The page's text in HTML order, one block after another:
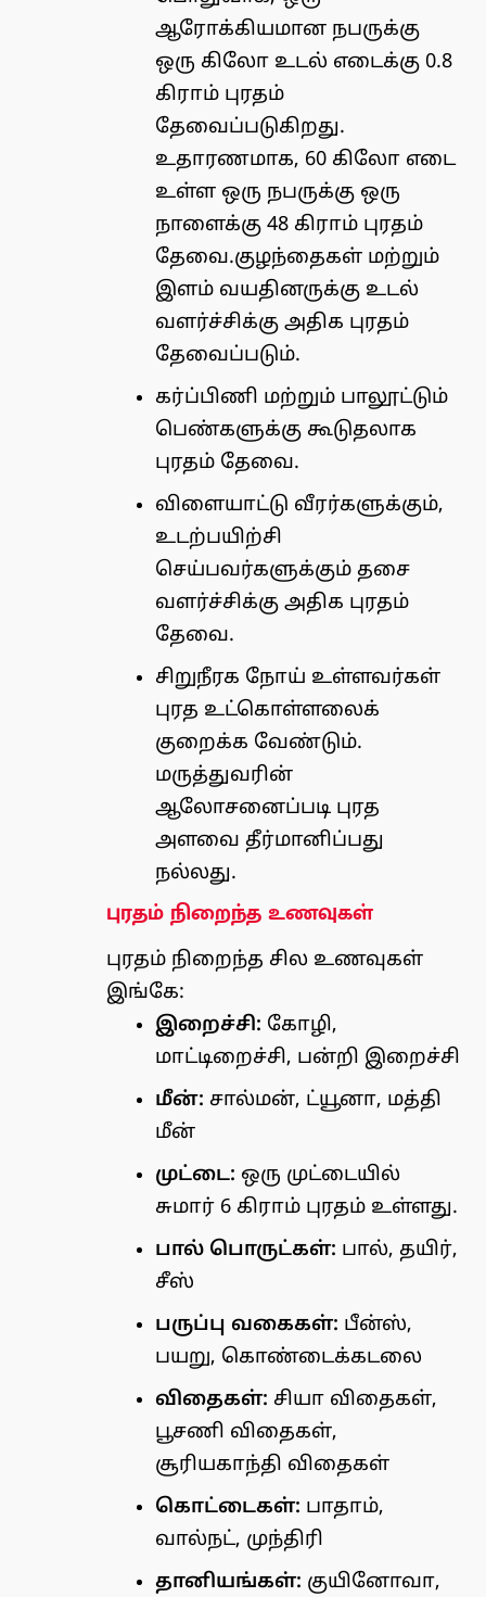
ஆரோக்கியமான நபருக்கு
ஒரு கிலோ உடல் எடைக்கு 0.8
கிராம் புரதம்
தேவைப்படுகிறது.
உதாரணமாக, 60 கிலோ எடை
உள்ள ஒரு நபருக்கு ஒரு
நாளைக்கு 48 கிராம் புரதம்
தேவை.குழந்தைகள் மற்றும்
இளம் வயதினருக்கு உடல்
வளர்ச்சிக்கு அதிக புரதம்
தேவைப்படும்.
கர்ப்பிணி மற்றும் பாலூட்டும்
பெண்களுக்கு கூடுதலாக
புரதம் தேவை.
விளையாட்டு வீரர்களுக்கும்,
உடற்பயிற்சி
செய்பவர்களுக்கும் தசை
வளர்ச்சிக்கு அதிக புரதம்
தேவை.
சிறுநீரக நோய் உள்ளவர்கள்
புரத உட்கொள்ளலைக்
குறைக்க வேண்டும்.
மருத்துவரின்
ஆலோசனைப்படி புரத
அளவை தீர்மானிப்பது
நல்லது.
புரதம் நிறைந்த உணவுகள்
புரதம் நிறைந்த சில உணவுகள்
இங்கே:
இறைச்சி: கோழி,
மாட்டிறைச்சி, பன்றி இறைச்சி
மீன்: சால்மன், ட்யூனா, மத்தி
மீன்
முட்டை: ஒரு முட்டையில்
சுமார் 6 கிராம் புரதம் உள்ளது.
பால் பொருட்கள்: பால், தயிர்,
சீஸ்
பருப்பு வகைகள்: பீன்ஸ்,
பயறு, கொண்டைக்கடலை
விதைகள்: சியா விதைகள்,
பூசணி விதைகள்,
சூரியகாந்தி விதைகள்
கொட்டைகள்: பாதாம்,
வால்நட், முந்திரி
தானியங்கள்: குயினோவா,